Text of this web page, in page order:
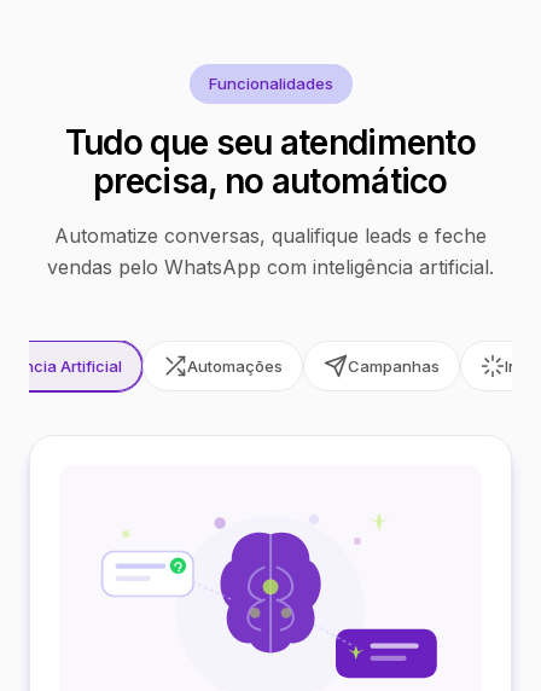
Funcionalidades
Tudo que seu atendimento
precisa, no automático
Automatize conversas, qualifique leads e feche
vendas pelo WhatsApp com inteligência artificial.
Artificial Automações Campanhas